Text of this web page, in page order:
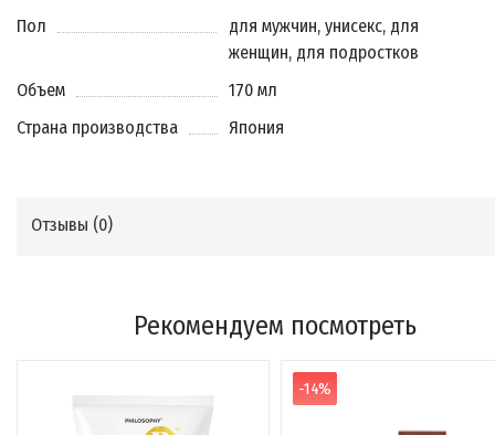
Пол
для мужчин, унисекс, для
женщин, для подростков
Объем
170 мл
Страна производства
Япония
Отзывы (0)
Рекомендуем посмотреть
-14%